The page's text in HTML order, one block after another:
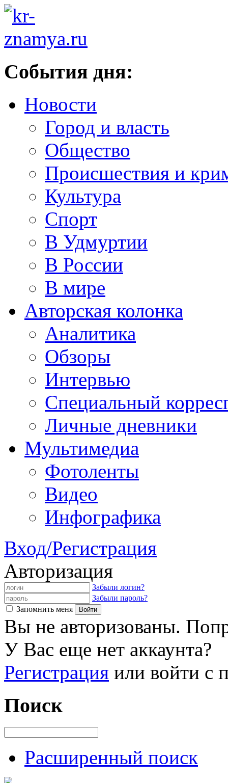
События дня:
Новости
Город и власть
Общество
Происшествия и
Культура
Спорт
В Удмуртии
В России
В мире
Авторская колонка
Аналитика
Обзоры
Интервью
Специальный
Личные дневники
Мультимедиа
Фотоленты
Видео
Инфографика
Вход/Регистрация
Авторизация
Забыли логин?
Забыли пароль?
Запомнить меня
Вы не авторизованы.
У Вас еще нет аккаунта?
Регистрация или войти с
Поиск
Расширенный поиск